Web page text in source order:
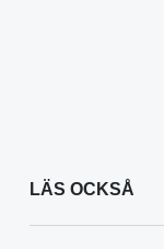
LÄS OCKSÅ